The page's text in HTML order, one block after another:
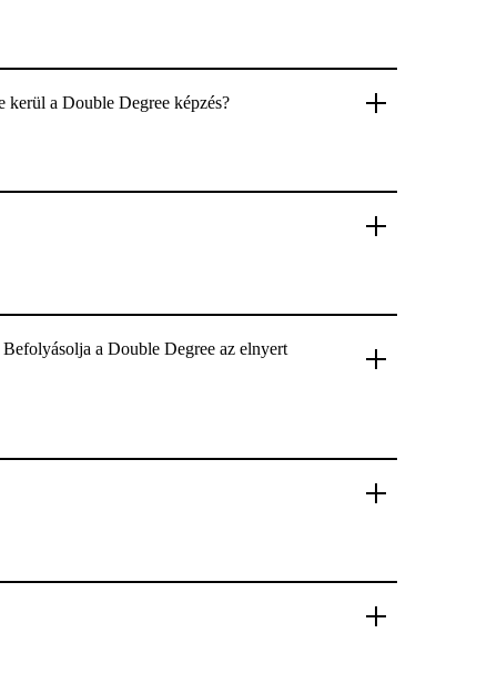
kerül a Double Degree képzés?
a Double Degree az elnyert